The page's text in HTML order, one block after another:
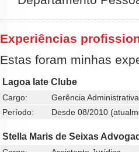
Experiências
Estas foram minhas
Lagoa Iate Clube
Cargo:
Gerência Administrativa
Período:
Desde 08/2010
Stella Maris de Seixas